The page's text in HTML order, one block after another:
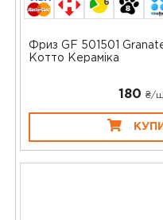
6
Фриз GF 501501
Котто Кераміка
180 ₴/